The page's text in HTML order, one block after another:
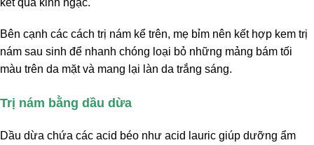
kết quả kinh ngạc.
Bên cạnh các cách trị nám kể trên, mẹ bỉm nên kết hợp kem trị
nám sau sinh để nhanh chóng loại bỏ những mảng bám tối
màu trên da mặt và mang lại làn da trắng sáng.
Trị nám bằng dầu dừa
Dầu dừa chứa các acid béo như acid lauric giúp dưỡng ẩm